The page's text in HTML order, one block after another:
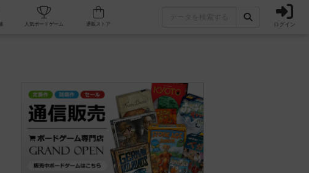
カフェ/店舗 人気ボードゲーム ログイン